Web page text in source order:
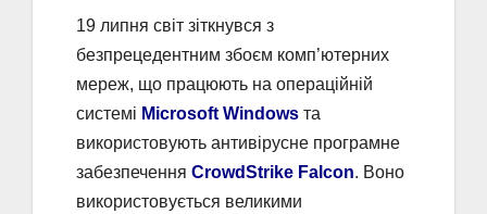
19 липня світ зіткнувся з
безпрецедентним збоєм комп’ютерних
мереж, що працюють на операційній
системі Microsoft Windows та
використовують антивірусне програмне
забезпечення CrowdStrike Falcon. Воно
використовується великими